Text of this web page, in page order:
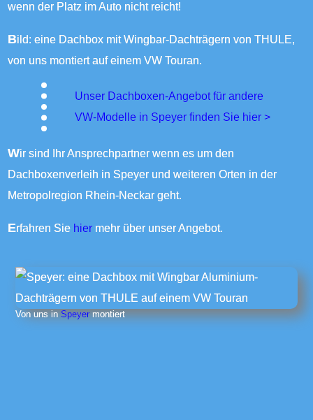
wenn der Platz im Auto nicht reicht!
Bild: eine Dachbox mit Wingbar-Dachträgern von THULE,
von uns montiert auf einem VW Touran.
Unser Dachboxen-Angebot für andere
VW-Modelle in Speyer finden Sie hier >
Wir sind Ihr Ansprechpartner wenn es um den
Dachboxenverleih in Speyer und weiteren Orten in der
Metropolregion Rhein-Neckar geht.
Erfahren Sie hier mehr über unser Angebot.
Von uns inSpeyermontiert